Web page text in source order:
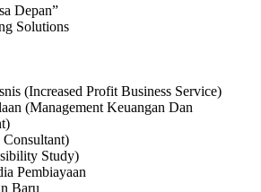
Depan”
Solutions
(Increased Profit Business Service)
(Management Keuangan Dan
Study)
Pembiayaan
Baru